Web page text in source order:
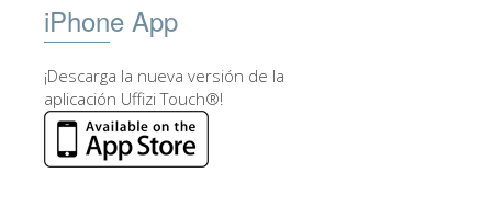
iPhone App
¡Descarga la nueva versión de la
aplicación Uffizi Touch®!